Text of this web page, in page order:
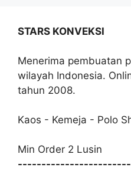
STARS KONVEKSI
Menerima pembuatan
wilayah Indonesia.
tahun 2008.
Kaos - Kemeja - Polo
Min Order 2 Lusin